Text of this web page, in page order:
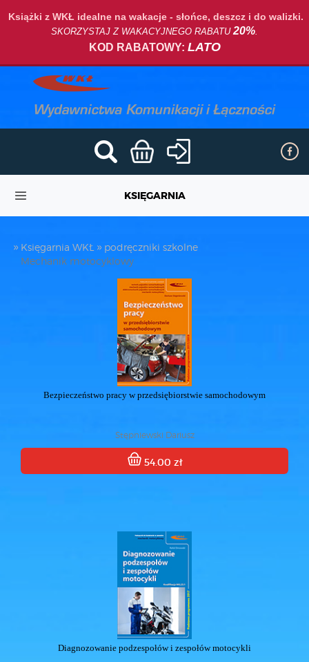
Książki z WKŁ idealne na wakacje - słońce, deszcz i do walizki.
SKORZYSTAJ Z WAKACYJNEGO RABATU20%.
KOD RABATOWY: LATO
KSIĘGARNIA
Księgarnia WKŁ
podręczniki szkolne
Mechanik motocyklowy
Bezpieczeństwo pracy w przedsiębiorstwie samochodowym
Stępniewski Dariusz
54.00 zł
Diagnozowanie podzespołów i zespołów motocykli